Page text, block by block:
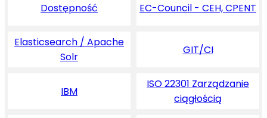
Dostępność EC-Council - CEH, CPENT
Elasticsearch / Apache
Solr
GIT/CI
IBM
ISO 22301 Zarządzanie
ciągłością